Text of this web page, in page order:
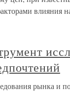
влияния
рынка и